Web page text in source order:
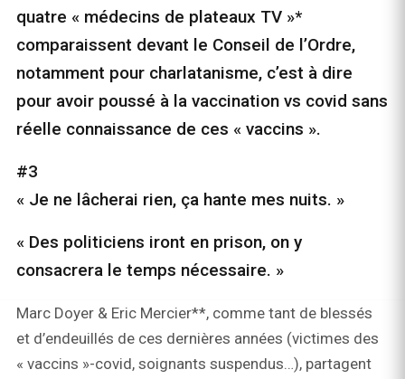
quatre « médecins de plateaux TV »*
comparaissent devant le Conseil de l’Ordre,
notamment pour charlatanisme, c’est à dire
pour avoir poussé à la vaccination vs covid sans
réelle connaissance de ces « vaccins ».
#3
« Je ne lâcherai rien, ça hante mes nuits. »
« Des politiciens iront en prison, on y
consacrera le temps nécessaire. »
Marc Doyer & Eric Mercier**, comme tant de blessés
et d’endeuillés de ces dernières années (victimes des
« vaccins »-covid, soignants suspendus…), partagent